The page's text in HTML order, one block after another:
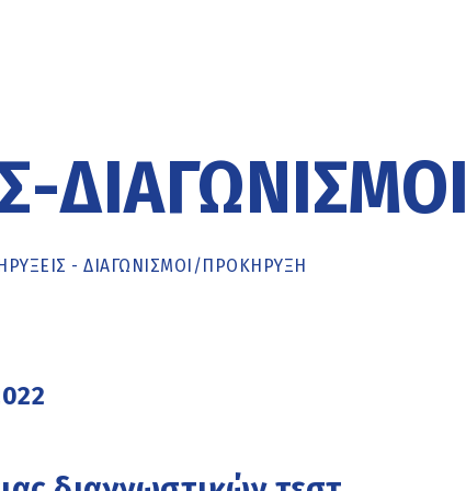
ΔΙΑΓΩΝΙΣΜΟΊ
- ΔΙΑΓΩΝΙΣΜΟΙ /ΠΡΟΚΉΡΥΞΗ